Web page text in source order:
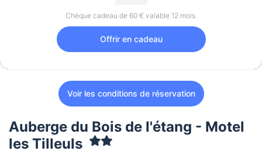
Chèque cadeau de 60 € valable 12 mois.
Offrir en cadeau
Voir les conditions de réservation
Auberge du Bois de l'étang - Motel
les Tilleuls